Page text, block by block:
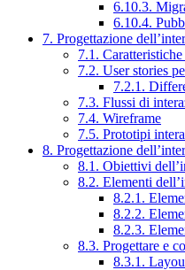
6.10.3.
6.10.4.
7. Progettazione
7.1.
7.2. User stories
7.2.1.
7.3. Flussi di
7.4. Wireframe
7.5. Prototipi
8. Progettazione
8.1. Obiettivi
8.2. Elementi
8.2.1.
8.2.2.
8.2.3.
8.3. Progettare e
8.3.1.